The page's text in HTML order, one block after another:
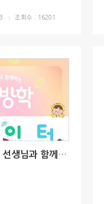
조회수 : 16201
[어울림마을] 마을 선생님과 함께하는 여름방학 "책 놀이터" 진행